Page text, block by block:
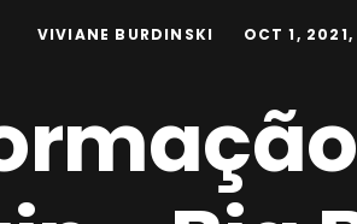
VIVIANE BURDINSKI OCT 1,